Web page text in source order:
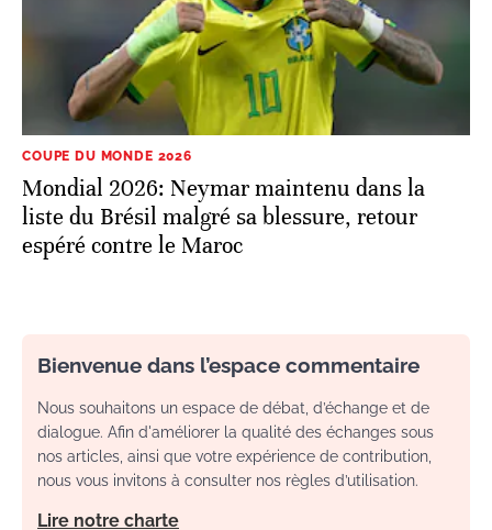
COUPE DU MONDE 2026
Mondial 2026: Neymar maintenu dans la
liste du Brésil malgré sa blessure, retour
espéré contre le Maroc
Bienvenue dans l’espace commentaire
Nous souhaitons un espace de débat, d’échange et de
dialogue. Afin d'améliorer la qualité des échanges sous
nos articles, ainsi que votre expérience de contribution,
nous vous invitons à consulter nos règles d’utilisation.
Lire notre charte